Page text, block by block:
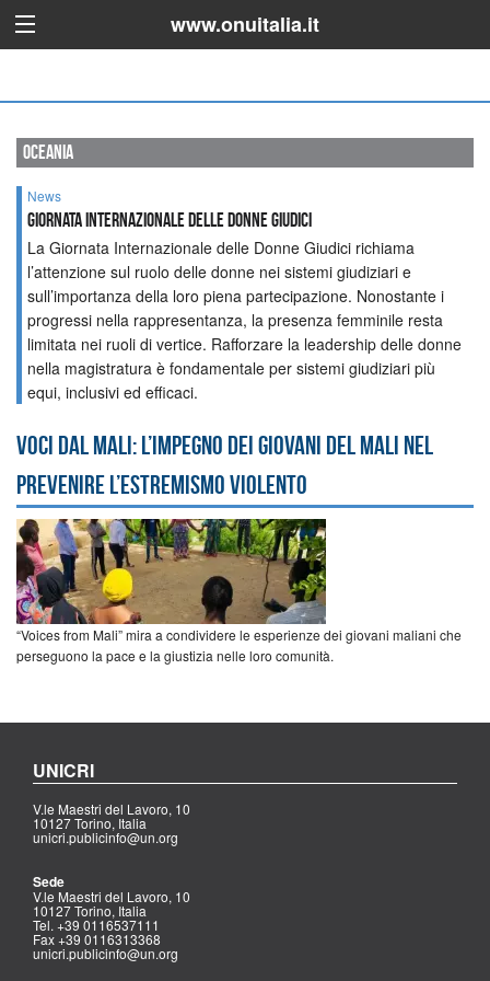
www.onuitalia.it
oceania
News
GIORNATA INTERNAZIONALE DELLE DONNE GIUDICI
La Giornata Internazionale delle Donne Giudici richiama
l’attenzione sul ruolo delle donne nei sistemi giudiziari e
sull’importanza della loro piena partecipazione. Nonostante i
progressi nella rappresentanza, la presenza femminile resta
limitata nei ruoli di vertice. Rafforzare la leadership delle donne
nella magistratura è fondamentale per sistemi giudiziari più
equi, inclusivi ed efficaci.
Voci dal Mali: l’impegno dei giovani del Mali nel
prevenire l’estremismo violento
“Voices from Mali” mira a condividere le esperienze dei giovani maliani che
perseguono la pace e la giustizia nelle loro comunità.
UNICRI
V.le Maestri del Lavoro, 10
10127 Torino, Italia
unicri.publicinfo@un.org
Sede
V.le Maestri del Lavoro, 10
10127 Torino, Italia
Tel. +39 0116537111
Fax +39 0116313368
unicri.publicinfo@un.org